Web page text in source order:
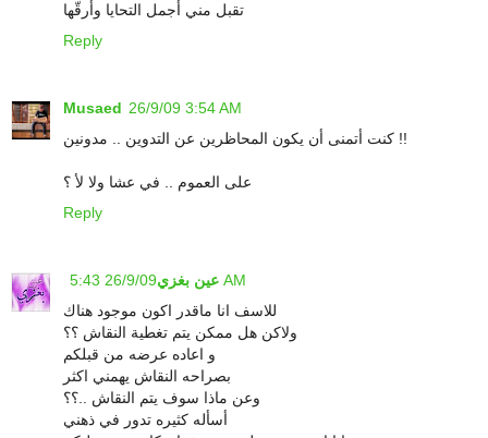
تقبل مني أجمل التحايا وأرقّها
Reply
Musaed 26/9/09 3:54 AM
كنت أتمنى أن يكون المحاظرين عن التدوين .. مدونين !!
على العموم .. في عشا ولا لأ ؟
Reply
عين بغزي 26/9/09 5:43 AM
للاسف انا ماقدر اكون موجود هناك
ولاكن هل ممكن يتم تغطية النقاش ؟؟
و اعاده عرضه من قبلكم
بصراحه النقاش يهمني اكثر
وعن ماذا سوف يتم النقاش ..؟؟
أسأله كثيره تدور في ذهني